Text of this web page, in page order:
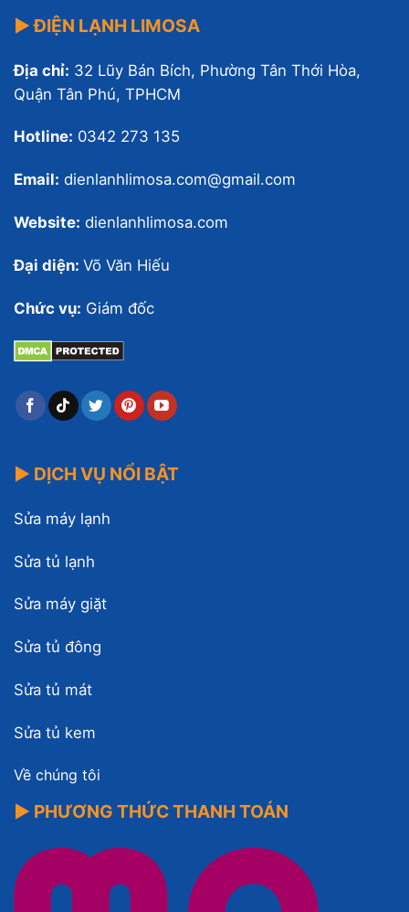
▶ ĐIỆN LẠNH LIMOSA
Địa chỉ: 32 Lũy Bán Bích, Phường Tân Thới Hòa,
Quận Tân Phú, TPHCM
Hotline: 0342 273 135
Email: dienlanhlimosa.com@gmail.com
Website: dienlanhlimosa.com
Đại diện: Võ Văn Hiếu
Chức vụ: Giám đốc
▶ DỊCH VỤ NỔI BẬT
Sửa máy lạnh
Sửa tủ lạnh
Sửa máy giặt
Sửa tủ đông
Sửa tủ mát
Sửa tủ kem
Về chúng tôi
▶ PHƯƠNG THỨC THANH TOÁN